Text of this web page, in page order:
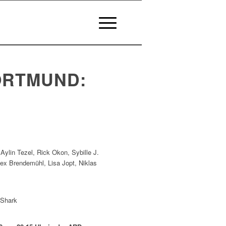
Tezel, Rick Okon, Sybille J.
Brendemühl, Lisa Jopt, Niklas